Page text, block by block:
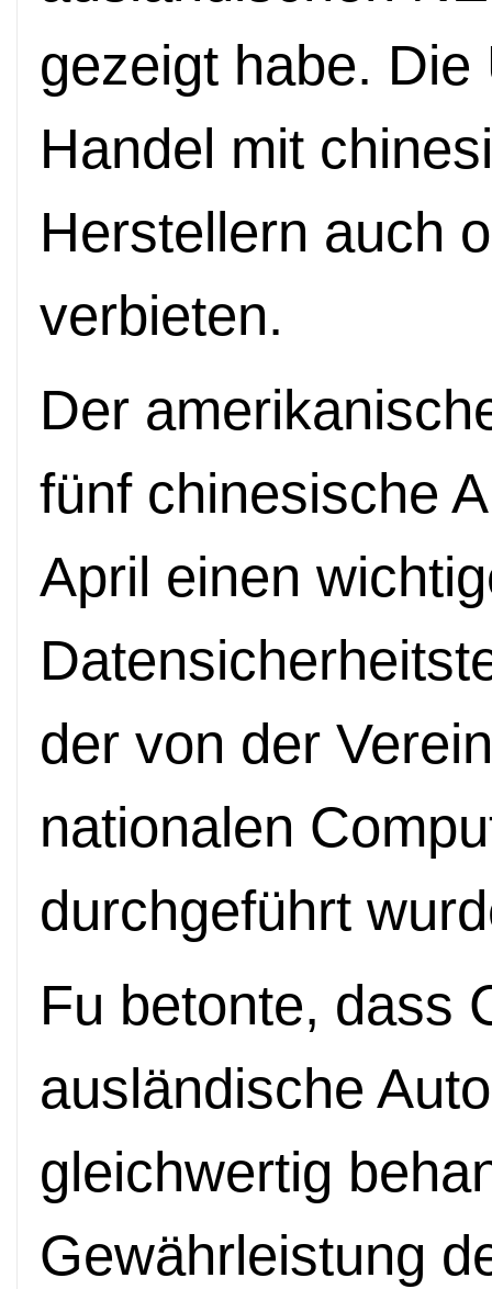
gezeigt habe.
Handel mit
Herstellern auch
verbieten.
Der
fünf chinesische
April einen
der von der
nationalen
durchgeführt
Fu betonte, dass
ausländische
gleichwertig
Gewährleistung